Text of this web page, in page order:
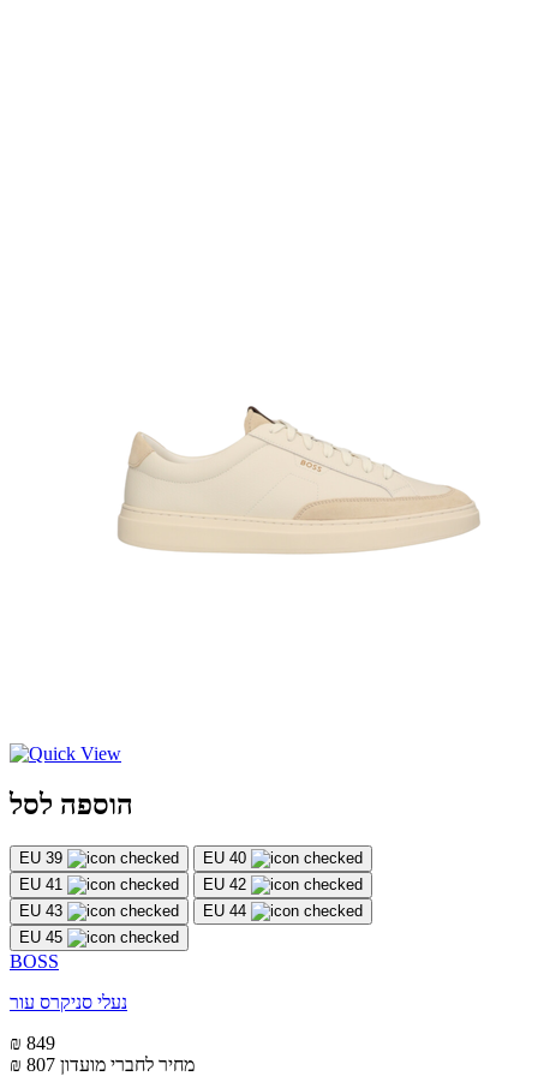
הוספה לסל
EU 39
EU 40
EU 41
EU 42
EU 43
EU 44
EU 45
BOSS
נעלי סניקרס עור
₪ 849
₪ 807 מחיר לחברי מועדון